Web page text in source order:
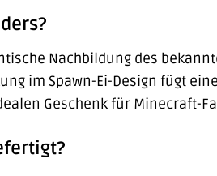
Nachbildung des
im Spawn-Ei-Design fügt
Geschenk für Minecraft-